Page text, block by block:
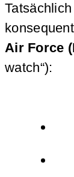
Air Force
watch“):